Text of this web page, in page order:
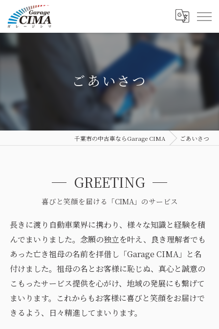
ごあいさつ
千葉市の中古車ならGarage CIMA ごあいさつ
喜びと笑顔を届ける「CIMA」のサービス
GREETING
長きに渡り自動車業界に携わり、様々な知識と経験を積
んでまいりました。念願の独立を叶え、良き理解者でも
あった亡き祖母の名前を拝借し「Garage CIMA」と名
付けました。祖母の名とお客様に恥じぬ、真心と誠意の
こもったサービス提供を心がけ、地域の発展にも繋げて
まいります。これからもお客様に喜びと笑顔をお届けで
きるよう、日々精進してまいります。